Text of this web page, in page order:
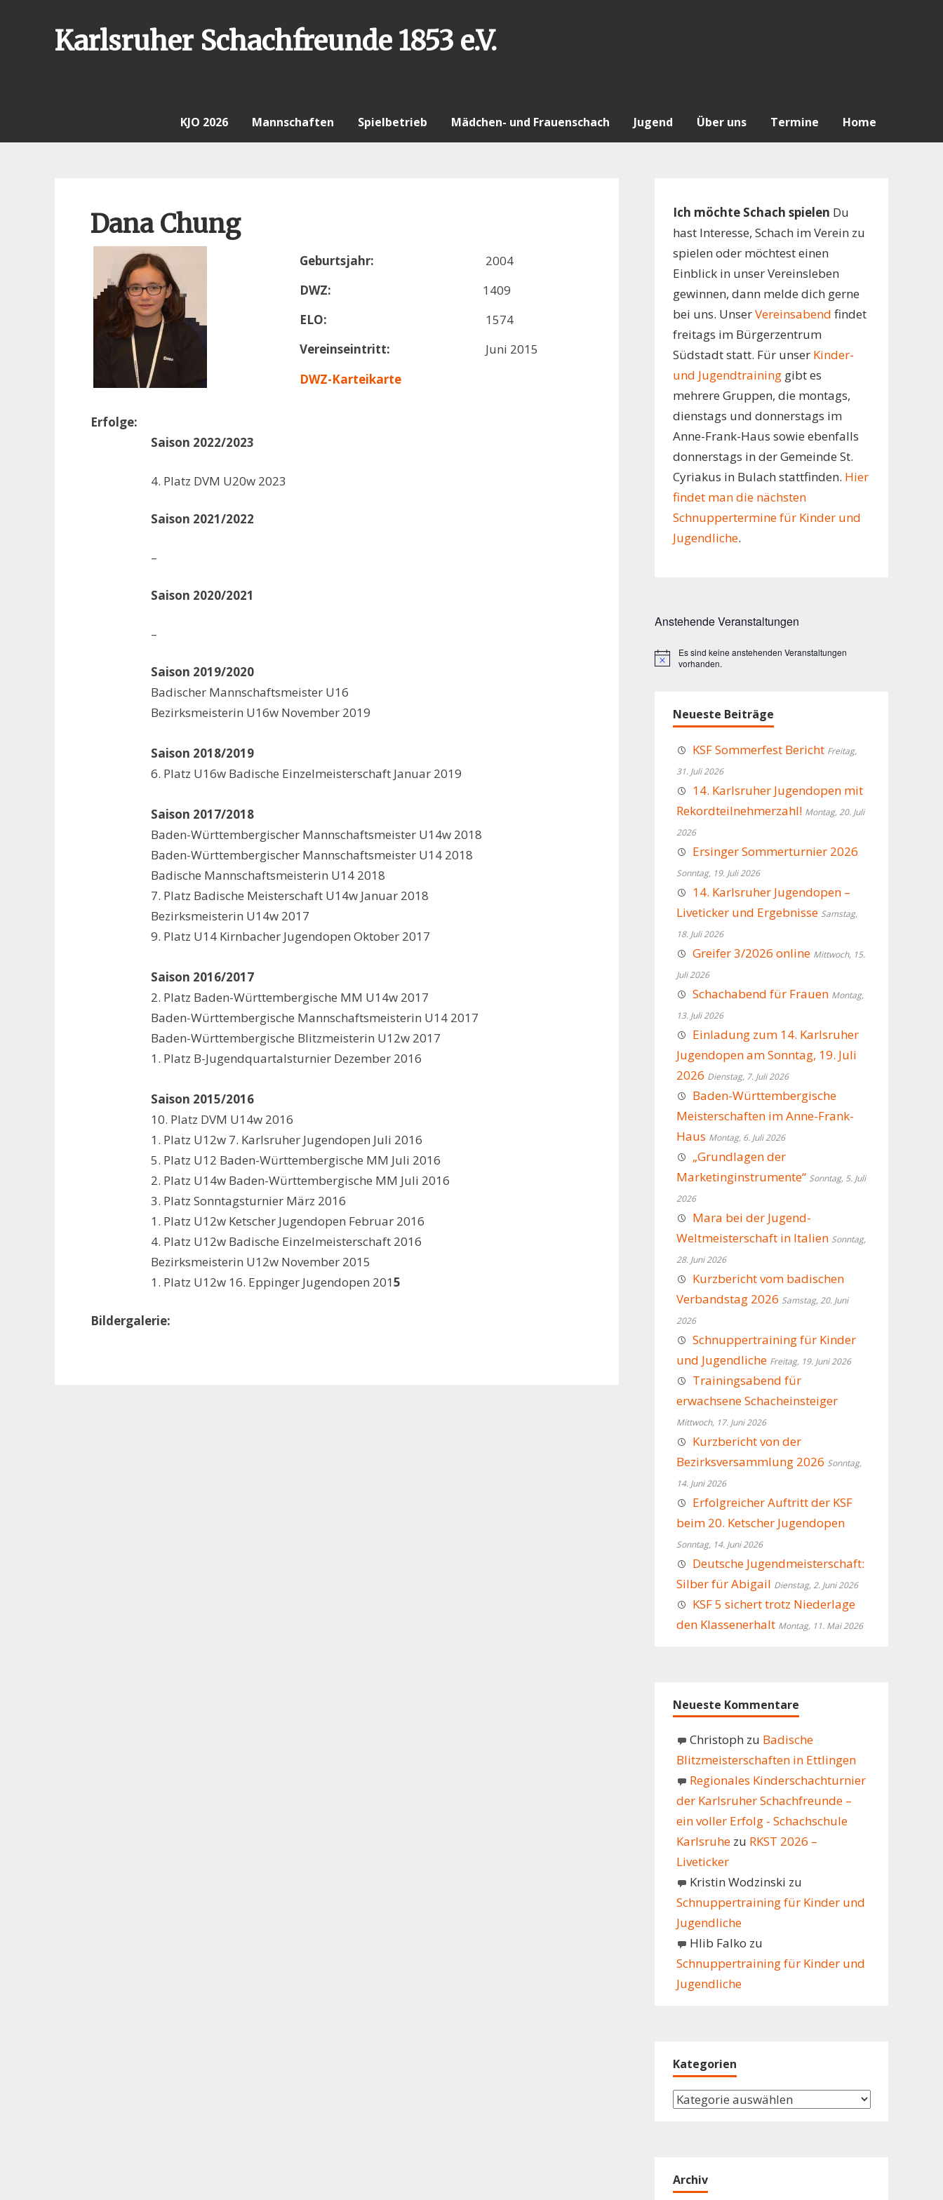
Karlsruher Schachfreunde 1853 e.V.
KJO 2026 Mannschaften Spielbetrieb Mädchen- und Frauenschach Jugend Über uns Termine Home
Dana Chung
Geburtsjahr:
2004
DWZ:
1409
ELO:
1574
Vereinseintritt:
Juni 2015
DWZ-Karteikarte
Erfolge:
Saison 2022/2023
4. Platz DVM U20w 2023
Saison 2021/2022
–
Saison 2020/2021
–
Saison 2019/2020
Badischer Mannschaftsmeister U16
Bezirksmeisterin U16w November 2019
Saison 2018/2019
6. Platz U16w Badische Einzelmeisterschaft Januar 2019
Saison 2017/2018
Baden-Württembergischer Mannschaftsmeister U14w 2018
Baden-Württembergischer Mannschaftsmeister U14 2018
Badische Mannschaftsmeisterin U14 2018
7. Platz Badische Meisterschaft U14w Januar 2018
Bezirksmeisterin U14w 2017
9. Platz U14 Kirnbacher Jugendopen Oktober 2017
Saison 2016/2017
2. Platz Baden-Württembergische MM U14w 2017
Baden-Württembergische Mannschaftsmeisterin U14 2017
Baden-Württembergische Blitzmeisterin U12w 2017
1. Platz B-Jugendquartalsturnier Dezember 2016
Saison 2015/2016
10. Platz DVM U14w 2016
1. Platz U12w 7. Karlsruher Jugendopen Juli 2016
5. Platz U12 Baden-Württembergische MM Juli 2016
2. Platz U14w Baden-Württembergische MM Juli 2016
3. Platz Sonntagsturnier März 2016
1. Platz U12w Ketscher Jugendopen Februar 2016
4. Platz U12w Badische Einzelmeisterschaft 2016
Bezirksmeisterin U12w November 2015
1. Platz U12w 16. Eppinger Jugendopen 2015
Bildergalerie:
Ich möchte Schach spielen Du
hast Interesse, Schach im Verein zu
spielen oder möchtest einen
Einblick in unser Vereinsleben
gewinnen, dann melde dich gerne
bei uns. UnserVereinsabend findet
freitags im Bürgerzentrum
Südstadt statt. Für unser Kinder-
und Jugendtraininggibt es
mehrere Gruppen, die montags,
dienstags und donnerstags im
Anne-Frank-Haus sowie ebenfalls
donnerstags in der Gemeinde St.
Cyriakus in Bulach stattfinden. Hier
findet man die nächsten
Schnuppertermine für Kinder und
Jugendliche.
Anstehende Veranstaltungen
Hinweis
Es sind keine anstehenden Veranstaltungen
vorhanden.
Neueste Beiträge
KSF Sommerfest Bericht Freitag,
31. Juli 2026
14. Karlsruher Jugendopen mit
Rekordteilnehmerzahl! Montag, 20. Juli
2026
Ersinger Sommerturnier 2026
Sonntag, 19. Juli 2026
14. Karlsruher Jugendopen –
Liveticker und Ergebnisse Samstag,
18. Juli 2026
Greifer 3/2026 online Mittwoch, 15.
Juli 2026
Schachabend für Frauen Montag,
13. Juli 2026
Einladung zum 14. Karlsruher
Jugendopen am Sonntag, 19. Juli
2026 Dienstag, 7. Juli 2026
Baden-Württembergische
Meisterschaften im Anne-Frank-
Haus Montag, 6. Juli 2026
„Grundlagen der
Marketinginstrumente“ Sonntag, 5. Juli
2026
Mara bei der Jugend-
Weltmeisterschaft in Italien Sonntag,
28. Juni 2026
Kurzbericht vom badischen
Verbandstag 2026 Samstag, 20. Juni
2026
Schnuppertraining für Kinder
und Jugendliche Freitag, 19. Juni 2026
Trainingsabend für
erwachsene Schacheinsteiger
Mittwoch, 17. Juni 2026
Kurzbericht von der
Bezirksversammlung 2026 Sonntag,
14. Juni 2026
Erfolgreicher Auftritt der KSF
beim 20. Ketscher Jugendopen
Sonntag, 14. Juni 2026
Deutsche Jugendmeisterschaft:
Silber für Abigail Dienstag, 2. Juni 2026
KSF 5 sichert trotz Niederlage
den Klassenerhalt Montag, 11. Mai 2026
Neueste Kommentare
Christoph zu Badische
Blitzmeisterschaften in Ettlingen
Regionales Kinderschachturnier
der Karlsruher Schachfreunde –
ein voller Erfolg - Schachschule
Karlsruhezu RKST 2026 –
Liveticker
Kristin Wodzinski zu
Schnuppertraining für Kinder und
Jugendliche
Hlib Falko zu
Schnuppertraining für Kinder und
Jugendliche
Kategorien
Kategorien
Archiv